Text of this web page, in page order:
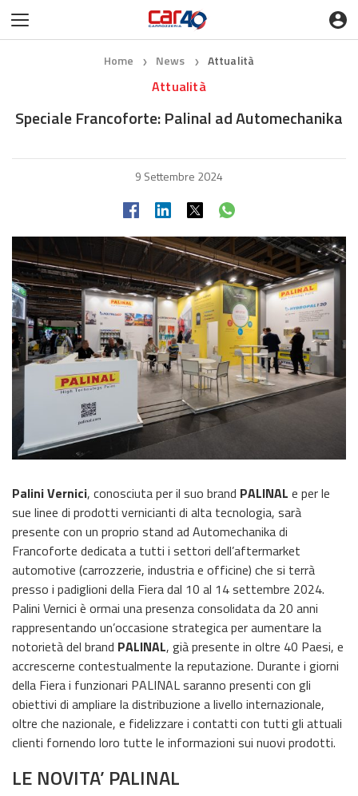
Home ❯ News ❯ Attualità
Attualità
Speciale Francoforte: Palinal ad Automechanika
9 Settembre 2024
Palini Vernici, conosciuta per il suo brand PALINAL e per le
sue linee di prodotti vernicianti di alta tecnologia, sarà
presente con un proprio stand ad Automechanika di
Francoforte dedicata a tutti i settori dell’aftermarket
automotive (carrozzerie, industria e officine) che si terrà
presso i padiglioni della Fiera dal 10 al 14 settembre 2024.
Palini Vernici è ormai una presenza consolidata da 20 anni
rappresentando un’occasione strategica per aumentare la
notorietà del brand PALINAL, già presente in oltre 40 Paesi, e
accrescerne contestualmente la reputazione. Durante i giorni
della Fiera i funzionari PALINAL saranno presenti con gli
obiettivi di ampliare la distribuzione a livello internazionale,
oltre che nazionale, e fidelizzare i contatti con tutti gli attuali
clienti fornendo loro tutte le informazioni sui nuovi prodotti.
LE NOVITA’ PALINAL